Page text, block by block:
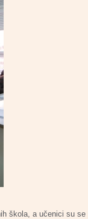
škola, a učenici su